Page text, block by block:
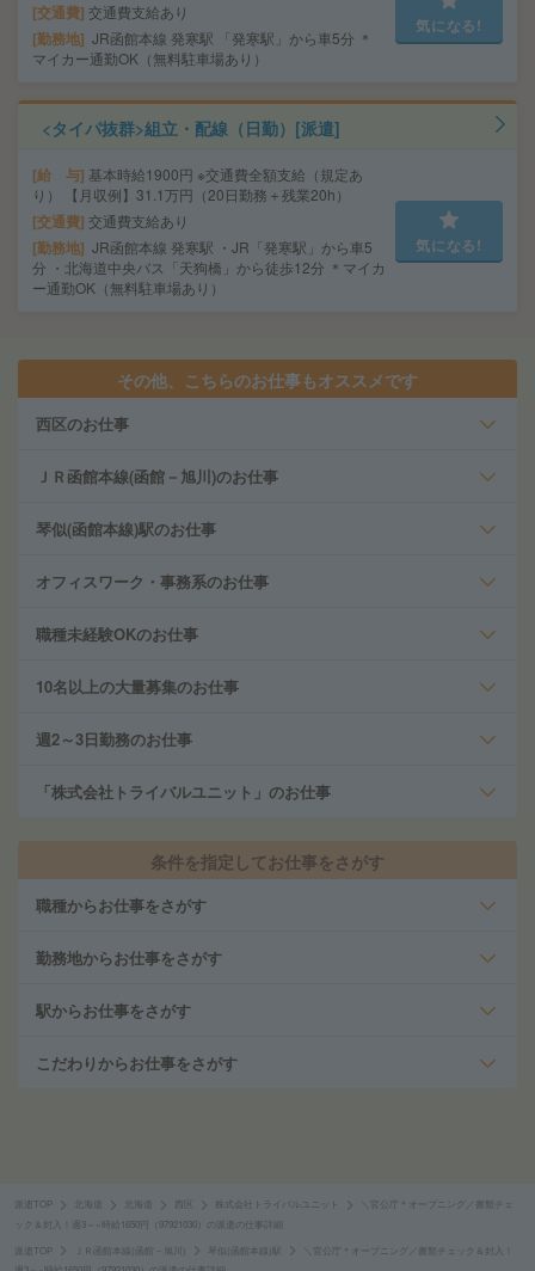
交通費 交通費支給あり
勤務地 JR函館本線 発寒駅 「発寒駅」から車5分 ＊
マイカー通勤OK（無料駐車場あり）
気になる!
<タイパ抜群>組立・配線（日勤）[派遣]
給 与 基本時給1900円 ※交通費全額支給（規定あ
り） 【月収例】31.1万円（20日勤務＋残業20h）
交通費 交通費支給あり
勤務地 JR函館本線 発寒駅 ・JR「発寒駅」から車5
分 ・北海道中央バス「天狗橋」から徒歩12分 ＊マイカ
ー通勤OK（無料駐車場あり）
気になる!
その他、こちらのお仕事もオススメです
西区のお仕事
ＪＲ函館本線(函館－旭川)のお仕事
琴似(函館本線)駅のお仕事
オフィスワーク・事務系のお仕事
職種未経験OKのお仕事
10名以上の大量募集のお仕事
週2～3日勤務のお仕事
「株式会社トライバルユニット」のお仕事
条件を指定してお仕事をさがす
職種からお仕事をさがす
勤務地からお仕事をさがす
駅からお仕事をさがす
こだわりからお仕事をさがす
派遣TOP 北海道 北海道 西区 株式会社トライバルユニット
＼官公庁＊オープニング／書類チェ
ック＆封入！週3～×時給1650円（97921030）の派遣の仕事詳細
派遣TOP ＪＲ函館本線(函館－旭川) 琴似(函館本線)駅
＼官公庁＊オープニング／書類チェック＆封入！